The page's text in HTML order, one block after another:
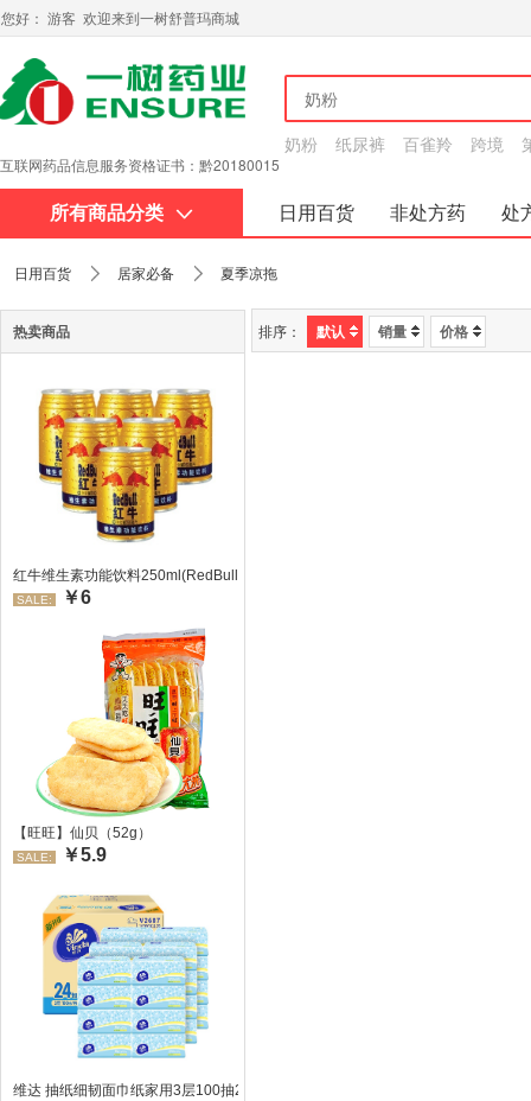
您好： 游客 欢迎来到一树舒普玛商城
互联网药品信息服务资格证书：黔20180015
奶粉 纸尿裤 百雀羚 跨境
所有商品分类 日用百货 非处方药
处
日用百货 居家必备 夏季凉拖
热卖商品
红牛维生素功能饮料250ml(RedBull/红牛)
SALE: ￥6
【旺旺】仙贝（52g）
SALE: ￥5.9
维达 抽纸细韧面巾纸家用3层100抽24包/箱 超值装 偏远地区不发货偏远地区:(含
排序： 默认 销量 价格